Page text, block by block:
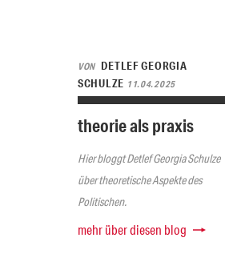
VON DETLEF GEORGIA
SCHULZE 11.04.2025
theorie als praxis
Hier bloggt Detlef Georgia Schulze
über theoretische Aspekte des
Politischen.
mehr über diesen blog